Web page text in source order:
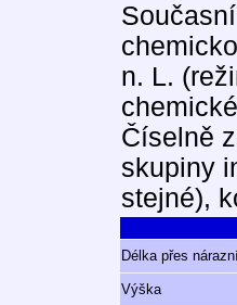
n. L.
Číselně
skupiny
stejné),
Délka přes
Výška